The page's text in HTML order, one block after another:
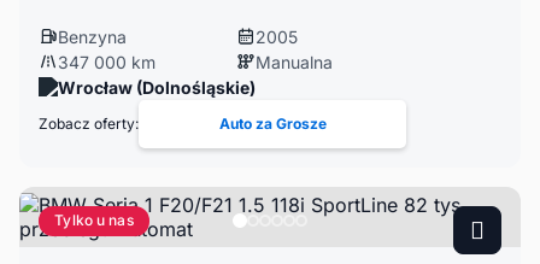
Benzyna
2005
347 000 km
Manualna
Wrocław (Dolnośląskie)
Zobacz oferty: Auto za Grosze
Tylko u nas